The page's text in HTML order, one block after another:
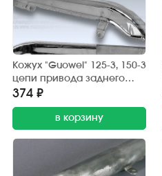
Кожух "Guowei" 125-3, 150-3
цепи привода заднего
колеса (защитный) хром.
374 ₽
в корзину